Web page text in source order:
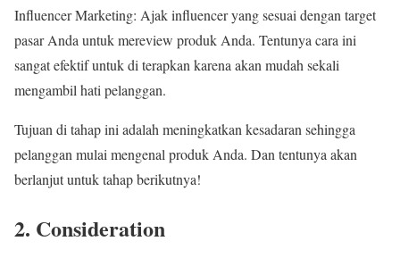
Influencer Marketing: Ajak influencer yang sesuai dengan target
pasar Anda untuk mereview produk Anda. Tentunya cara ini
sangat efektif untuk di terapkan karena akan mudah sekali
mengambil hati pelanggan.
Tujuan di tahap ini adalah meningkatkan kesadaran sehingga
pelanggan mulai mengenal produk Anda. Dan tentunya akan
berlanjut untuk tahap berikutnya!
2. Consideration